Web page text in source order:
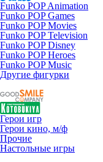
Funko POP Animation
Funko POP Games
Funko POP Movies
Funko POP Television
Funko POP Disney
Funko POP Heroes
Funko POP Music
Другие фигурки
Герои игр
Герои кино, м/ф
Прочие
Настольные игры